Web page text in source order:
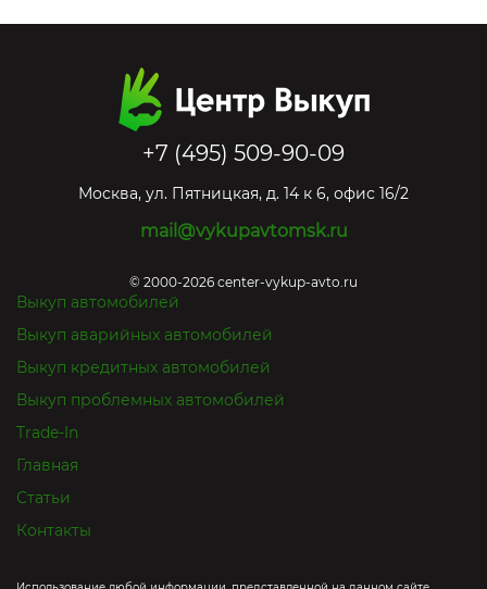
+7 (495) 509-90-09
Москва, ул. Пятницкая, д. 14 к 6, офис 16/2
mail@vykupavtomsk.ru
© 2000-2026 center-vykup-avto.ru
Выкуп автомобилей
Выкуп аварийных автомобилей
Выкуп кредитных автомобилей
Выкуп проблемных автомобилей
Trade-In
Главная
Статьи
Контакты